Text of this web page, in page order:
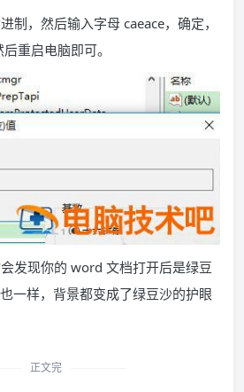
制，然后输入字母 caeace，确定，
重启电脑即可。
发现你的 word 文档打开后是绿豆
一样，背景都变成了绿豆沙的护眼
正文完